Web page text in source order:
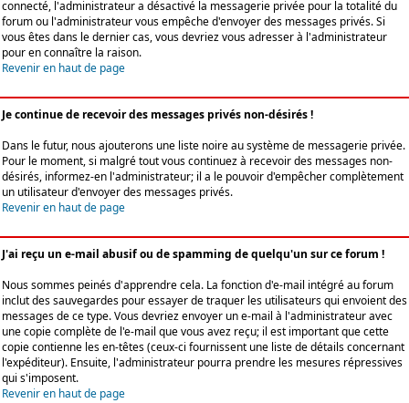
connecté, l'administrateur a désactivé la messagerie privée pour la totalité du
forum ou l'administrateur vous empêche d'envoyer des messages privés. Si
vous êtes dans le dernier cas, vous devriez vous adresser à l'administrateur
pour en connaître la raison.
Revenir en haut de page
Je continue de recevoir des messages privés non-désirés !
Dans le futur, nous ajouterons une liste noire au système de messagerie privée.
Pour le moment, si malgré tout vous continuez à recevoir des messages non-
désirés, informez-en l'administrateur; il a le pouvoir d'empêcher complètement
un utilisateur d'envoyer des messages privés.
Revenir en haut de page
J'ai reçu un e-mail abusif ou de spamming de quelqu'un sur ce forum !
Nous sommes peinés d'apprendre cela. La fonction d'e-mail intégré au forum
inclut des sauvegardes pour essayer de traquer les utilisateurs qui envoient des
messages de ce type. Vous devriez envoyer un e-mail à l'administrateur avec
une copie complète de l'e-mail que vous avez reçu; il est important que cette
copie contienne les en-têtes (ceux-ci fournissent une liste de détails concernant
l'expéditeur). Ensuite, l'administrateur pourra prendre les mesures répressives
qui s'imposent.
Revenir en haut de page